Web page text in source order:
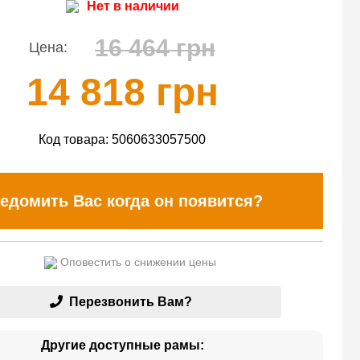
Нет в наличии
Цена: 16 464 грн
14 818 грн
Код товара: 5060633057500
Вас когда он появится?
Оповестить о снижении цены
Перезвонить Вам?
Другие доступные рамы: